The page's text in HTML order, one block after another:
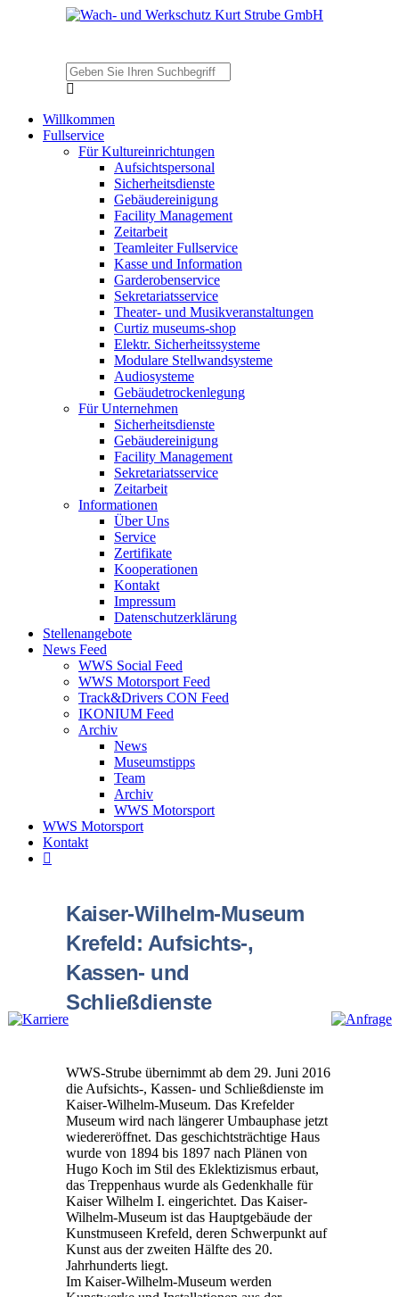
Willkommen
Fullservice
Für Kultureinrichtungen
Aufsichtspersonal
Sicherheitsdienste
Gebäudereinigung
Facility Management
Zeitarbeit
Teamleiter Fullservice
Kasse und Information
Garderobenservice
Sekretariatsservice
Theater- und Musikveranstaltungen
Curtiz museums-shop
Elektr. Sicherheitssysteme
Modulare Stellwandsysteme
Audiosysteme
Gebäudetrockenlegung
Für Unternehmen
Sicherheitsdienste
Gebäudereinigung
Facility Management
Sekretariatsservice
Zeitarbeit
Informationen
Über Uns
Service
Zertifikate
Kooperationen
Kontakt
Impressum
Datenschutzerklärung
Stellenangebote
News Feed
WWS Social Feed
WWS Motorsport Feed
Track&Drivers CON Feed
IKONIUM Feed
Archiv
News
Museumstipps
Team
Archiv
WWS Motorsport
WWS Motorsport
Kontakt
Kaiser-Wilhelm-Museum
Krefeld: Aufsichts-,
Kassen- und
Schließdienste
WWS-Strube übernimmt ab dem 29. Juni 2016
die Aufsichts-, Kassen- und Schließdienste im
Kaiser-Wilhelm-Museum. Das Krefelder
Museum wird nach längerer Umbauphase jetzt
wiedereröffnet. Das geschichtsträchtige Haus
wurde von 1894 bis 1897 nach Plänen von
Hugo Koch im Stil des Eklektizismus erbaut,
das Treppenhaus wurde als Gedenkhalle für
Kaiser Wilhelm I. eingerichtet. Das Kaiser-
Wilhelm-Museum ist das Hauptgebäude der
Kunstmuseen Krefeld, deren Schwerpunkt auf
Kunst aus der zweiten Hälfte des 20.
Jahrhunderts liegt.
Im Kaiser-Wilhelm-Museum werden